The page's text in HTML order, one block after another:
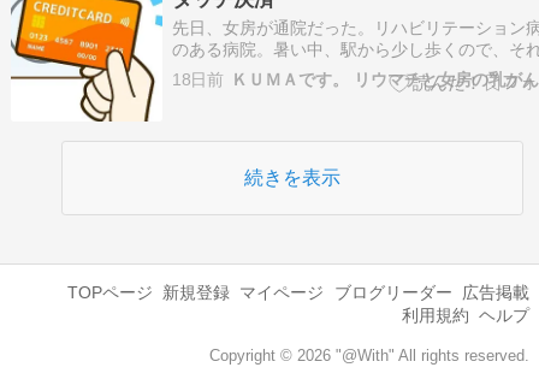
先日、女房が通院だった。リハビリテーション
のある病院。暑い中、駅から少し歩くので、そ
けでも大変だったようだ。予定通り、骨密度の
もできたようで、保険証でドタバタしていたか
18日前
続きを表示
TOPページ 新規登録 マイページ ブログリーダー
広告掲載
利用規約 ヘルプ
Copyright © 2026 "@With" All rights reserved.